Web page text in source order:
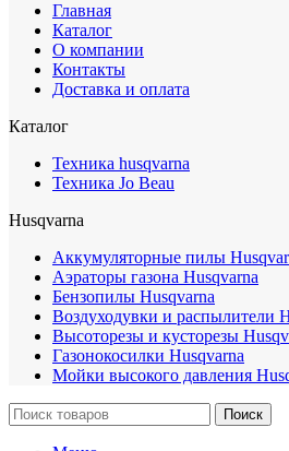
Главная
Каталог
О компании
Контакты
Доставка и оплата
Каталог
Техника husqvarna
Техника Jo Beau
Husqvarna
Аккумуляторные пилы
Аэраторы газона Husqvarna
Бензопилы Husqvarna
Воздуходувки и распылители
Высоторезы и кусторезы
Газонокосилки Husqvarna
Мойки высокого давления
Поиск